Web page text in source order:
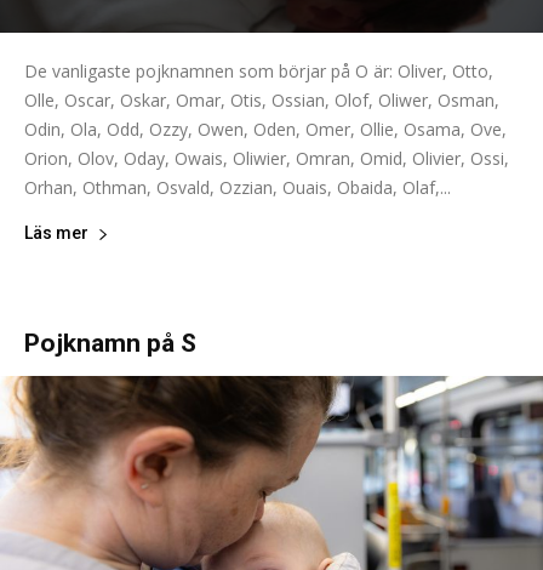
De vanligaste pojknamnen som börjar på O är: Oliver, Otto,
Olle, Oscar, Oskar, Omar, Otis, Ossian, Olof, Oliwer, Osman,
Odin, Ola, Odd, Ozzy, Owen, Oden, Omer, Ollie, Osama, Ove,
Orion, Olov, Oday, Owais, Oliwier, Omran, Omid, Olivier, Ossi,
Orhan, Othman, Osvald, Ozzian, Ouais, Obaida, Olaf,...
Läs mer
Pojknamn på S